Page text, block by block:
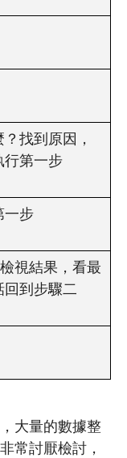
找到原因，
行第一步
一步
視結果，看最
回到步驟二
大量的數據整
常討厭檢討，